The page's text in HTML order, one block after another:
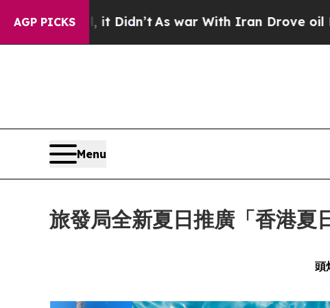
AGP PICKS
As war With Iran Drove oil Prices Higher,
Menu
旅發局全新夏日推廣「香港夏
頭